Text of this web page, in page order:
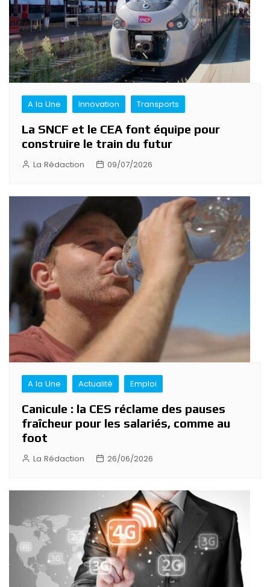
A la Une Innovation Transports
La SNCF et le CEA font équipe pour
construire le train du futur
La Rédaction 09/07/2026
A la Une Actualité Emploi
Canicule : la CES réclame des pauses
fraîcheur pour les salariés, comme au
foot
La Rédaction 26/06/2026